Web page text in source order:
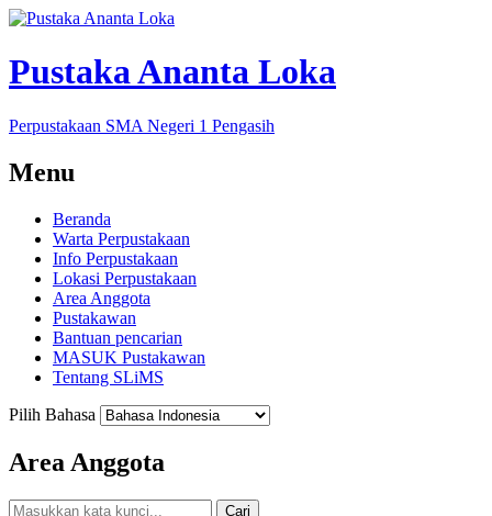
Pustaka Ananta Loka
Perpustakaan SMA Negeri 1 Pengasih
Menu
Beranda
Warta Perpustakaan
Info Perpustakaan
Lokasi Perpustakaan
Area Anggota
Pustakawan
Bantuan pencarian
MASUK Pustakawan
Tentang SLiMS
Pilih Bahasa
Area Anggota
Cari